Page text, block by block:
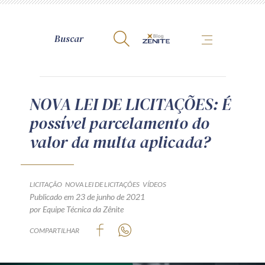
A Zênite
Como publicar conosco
Site da Zênite
Termos de uso
Política de Privacidade
Guia de Direitos dos Titulares de Dados
Encarregado (contato)
NOVA LEI DE LICITAÇÕES: É
possível parcelamento do
valor da multa aplicada?
LICITAÇÃO NOVA LEI DE LICITAÇÕES VÍDEOS
Publicado em 23 de junho de 2021
por Equipe Técnica da Zênite
COMPARTILHAR